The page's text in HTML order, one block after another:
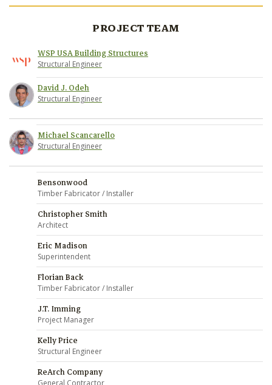
PROJECT TEAM
WSP USA Building Structures
Structural Engineer
David J. Odeh
Structural Engineer
Michael Scancarello
Structural Engineer
Bensonwood
Timber Fabricator / Installer
Christopher Smith
Architect
Eric Madison
Superintendent
Florian Back
Timber Fabricator / Installer
J.T. Imming
Project Manager
Kelly Price
Structural Engineer
ReArch Company